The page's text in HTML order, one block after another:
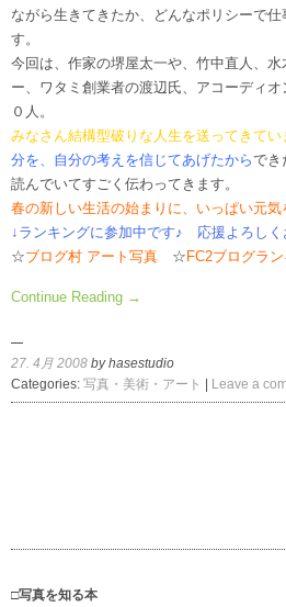
ながら生きてきたか、どんなポリシーで
す。
今回は、作家の堺屋太一や、竹中直人、
ー、ワタミ創業者の渡辺氏、アコーディ
０人。
みなさん結構型破りな人生を送ってきてい
分を、自分の考えを信じてあげたからでき
読んでいてすごく伝わってきます。
春の新しい生活の始まりに、いっぱい元気
↓ランキングに参加中です♪ 応援よろしく
☆ブログ村 アート写真 ☆ FC2ブログラ
Continue Reading →
27. 4月 2008 by hasestudio
Categories: 写真・美術・アート Leave a
□写真を知る本